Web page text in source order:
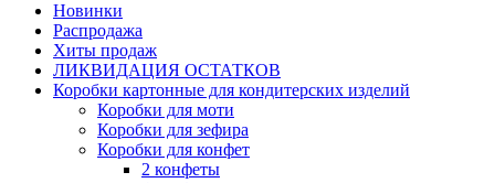
Новинки
Распродажа
Хиты продаж
ЛИКВИДАЦИЯ ОСТАТКОВ
Коробки картонные для кондитерских изделий
Коробки для моти
Коробки для зефира
Коробки для конфет
2 конфеты